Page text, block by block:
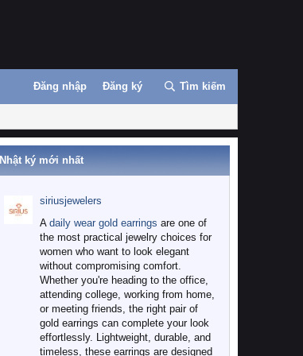
Đăng nhập Đăng ký Tìm kiếm
Nhật ký mới nhất
siriusjewelers
A daily wear gold earrings are one of
the most practical jewelry choices for
women who want to look elegant
without compromising comfort.
Whether you're heading to the office,
attending college, working from home,
or meeting friends, the right pair of
gold earrings can complete your look
effortlessly. Lightweight, durable, and
timeless, these earrings are designed